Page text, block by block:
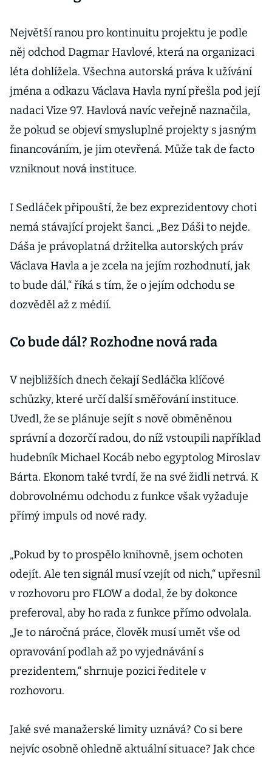
Největší ranou pro kontinuitu projektu je podle
něj odchod Dagmar Havlové, která na organizaci
léta dohlížela. Všechna autorská práva k užívání
jména a odkazu Václava Havla nyní přešla pod její
nadaci Vize 97. Havlová navíc veřejně naznačila,
že pokud se objeví smysluplné projekty s jasným
financováním, je jim otevřená. Může tak de facto
vzniknout nová instituce.
I Sedláček připouští, že bez exprezidentovy choti
nemá stávající projekt šanci. „Bez Dáši to nejde.
Dáša je právoplatná držitelka autorských práv
Václava Havla a je zcela na jejím rozhodnutí, jak
to bude dál,“ říká s tím, že o jejím odchodu se
dozvěděl až z médií.
Co bude dál? Rozhodne nová rada
V nejbližších dnech čekají Sedláčka klíčové
schůzky, které určí další směřování instituce.
Uvedl, že se plánuje sejít s nově obměněnou
správní a dozorčí radou, do níž vstoupili například
hudebník Michael Kocáb nebo egyptolog Miroslav
Bárta. Ekonom také tvrdí, že na své židli netrvá. K
dobrovolnému odchodu z funkce však vyžaduje
přímý impuls od nové rady.
„Pokud by to prospělo knihovně, jsem ochoten
odejít. Ale ten signál musí vzejít od nich,“ upřesnil
v rozhovoru pro FLOW a dodal, že by dokonce
preferoval, aby ho rada z funkce přímo odvolala.
„Je to náročná práce, člověk musí umět vše od
opravování podlah až po vyjednávání s
prezidentem,“ shrnuje pozici ředitele v
rozhovoru.
Jaké své manažerské limity uznává? Co si bere
nejvíc osobně ohledně aktuální situace? Jak chce